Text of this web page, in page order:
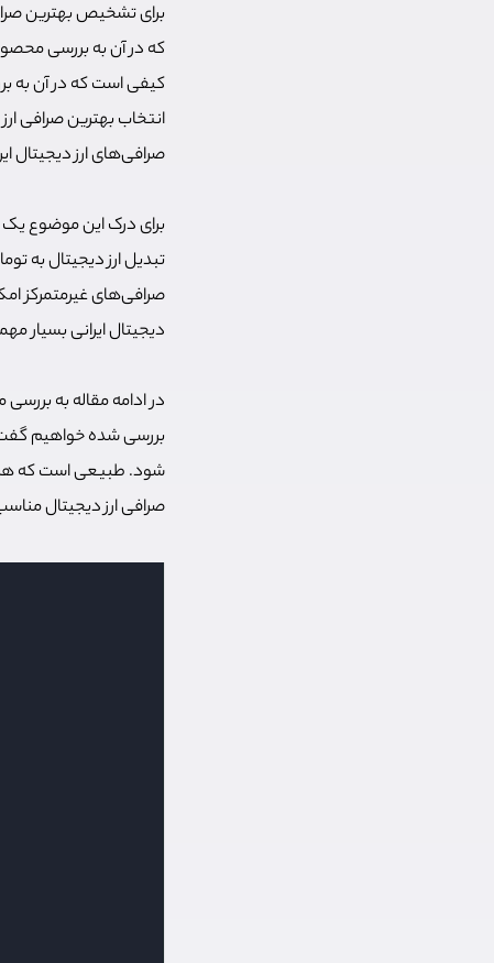
برای تشخیص بهترین
که در آن به بررسی
کیفی است که در آن به
انتخاب بهترین صرافی
صرافی‌های ارز دیجیتال
برای درک این موضوع یک
تبدیل ارز دیجیتال به
صرافی‌های غیرمتمرکز
دیجیتال ایرانی بسیار
در ادامه مقاله به
بررسی شده خواهیم گفت
شود. طبیعی است که هر
صرافی ارز دیجیتال